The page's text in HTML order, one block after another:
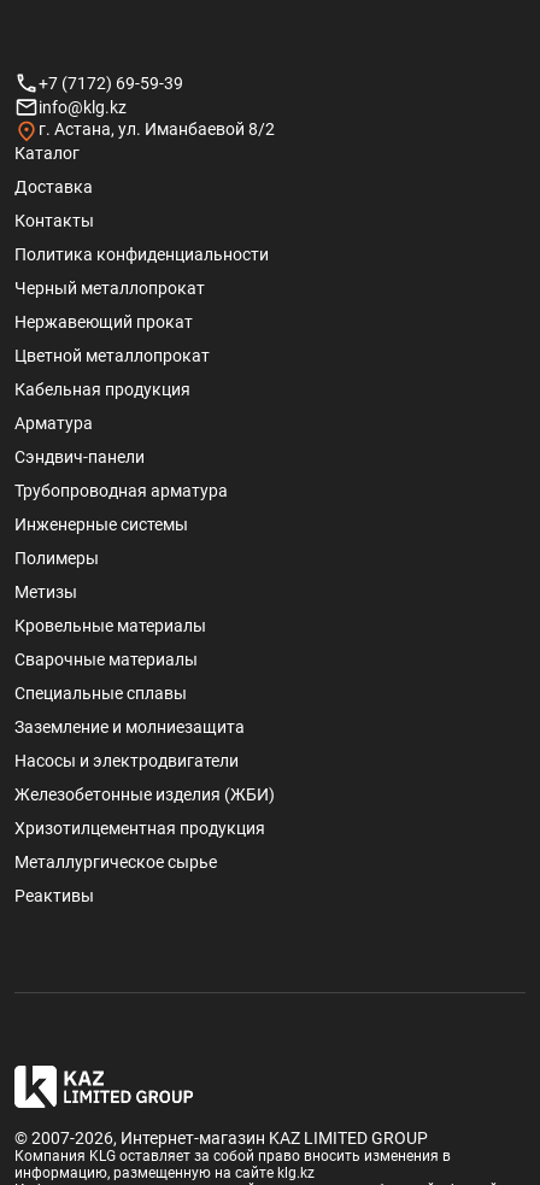
+7 (7172) 69-59-39
info@klg.kz
г. Астана, ул. Иманбаевой 8/2
Каталог
Доставка
Контакты
Политика конфиденциальности
Черный металлопрокат
Нержавеющий прокат
Цветной металлопрокат
Кабельная продукция
Арматура
Сэндвич-панели
Трубопроводная арматура
Инженерные системы
Полимеры
Метизы
Кровельные материалы
Сварочные материалы
Специальные сплавы
Заземление и молниезащита
Насосы и электродвигатели
Железобетонные изделия (ЖБИ)
Хризотилцементная продукция
Металлургическое сырье
Реактивы
© 2007-2026, Интернет-магазин KAZ LIMITED GROUP
Компания KLG оставляет за собой право вносить изменения в
информацию, размещенную на сайте klg.kz